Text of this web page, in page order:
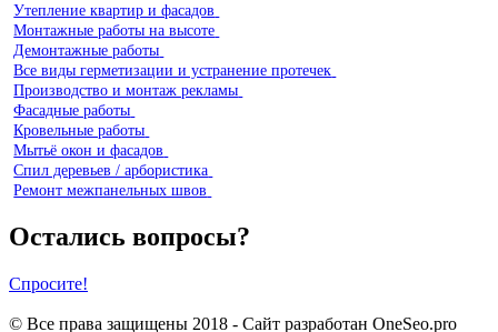
Утепление квартир и фасадов
Монтажные работы на высоте
Демонтажные работы
Все виды герметизации и устранение протечек
Производство и монтаж рекламы
Фасадные работы
Кровельные работы
Мытьё окон и фасадов
Спил деревьев / арбористика
Ремонт межпанельных швов
Остались вопросы?
Спросите!
© Все права защищены 2018 - Cайт разработан OneSeo.pro